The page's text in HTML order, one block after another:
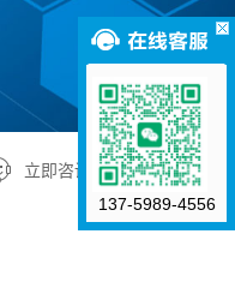
立即咨询 +
137-5989-4556